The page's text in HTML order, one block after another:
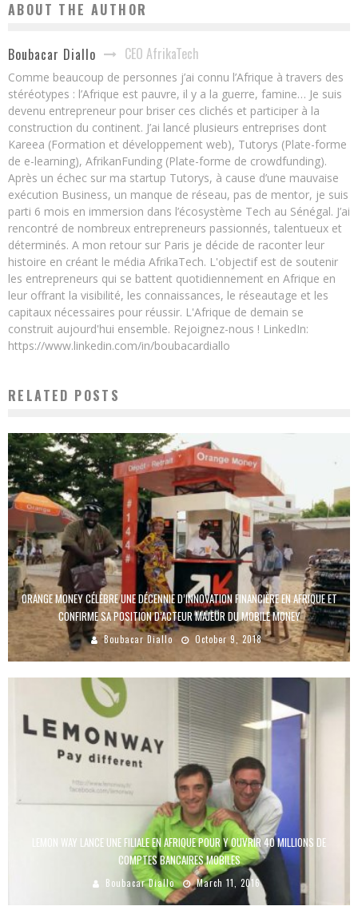
ABOUT THE AUTHOR
Boubacar Diallo CEO AfrikaTech
Comme beaucoup de personnes j’ai connu l’Afrique à travers des
stéréotypes : l’Afrique est pauvre, il y a la guerre, famine… Je suis
devenu entrepreneur pour briser ces clichés et participer à la
construction du continent. J’ai lancé plusieurs entreprises dont
Kareea (Formation et développement web), Tutorys (Plate-forme
de e-learning), AfrikanFunding (Plate-forme de crowdfunding).
Après un échec sur ma startup Tutorys, à cause d’une mauvaise
exécution Business, un manque de réseau, pas de mentor, je suis
parti 6 mois en immersion dans l’écosystème Tech au Sénégal. J’ai
rencontré de nombreux entrepreneurs passionnés, talentueux et
déterminés. A mon retour sur Paris je décide de raconter leur
histoire en créant le média AfrikaTech. L'objectif est de soutenir
les entrepreneurs qui se battent quotidiennement en Afrique en
leur offrant la visibilité, les connaissances, le réseautage et les
capitaux nécessaires pour réussir. L'Afrique de demain se
construit aujourd'hui ensemble. Rejoignez-nous ! LinkedIn:
https://www.linkedin.com/in/boubacardiallo
RELATED POSTS
ORANGE MONEY CÉLÈBRE UNE DÉCENNIE D’INNOVATION FINANCIÈRE EN AFRIQUE ET
CONFIRME SA POSITION D’ACTEUR MAJEUR DU MOBILE MONEY
Boubacar Diallo October 9, 2018
LEMON WAY LANCE UNE FILIALE EN AFRIQUE POUR Y OUVRIR 40 MILLIONS DE
COMPTES BANCAIRES MOBILES
Boubacar Diallo March 11, 2016